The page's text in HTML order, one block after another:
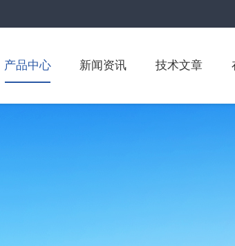
产品中心 新闻资讯 技术文章